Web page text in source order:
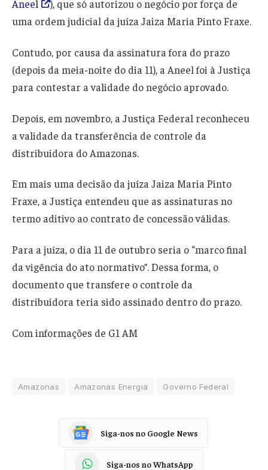
Aneel
), que só autorizou o negócio por força de
uma ordem judicial da juíza Jaiza Maria Pinto Fraxe.
Contudo, por causa da assinatura fora do prazo
(depois da meia-noite do dia 11), a Aneel foi à Justiça
para contestar a validade do negócio aprovado.
Depois, em novembro, a Justiça Federal reconheceu
a validade da transferência de controle da
distribuidora do Amazonas.
Em mais uma decisão da juíza Jaiza Maria Pinto
Fraxe, a Justiça entendeu que as assinaturas no
termo aditivo ao contrato de concessão válidas.
Para a juíza, o dia 11 de outubro seria o “marco final
da vigência do ato normativo”. Dessa forma, o
documento que transfere o controle da
distribuidora teria sido assinado dentro do prazo.
Com informações de G1 AM
Amazonas Amazonas Energia Governo Federal
Siga-nos no Google News
Siga-nos no WhatsApp